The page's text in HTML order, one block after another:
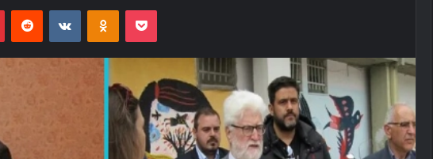
PinterestReddit VKontakteOdnoklassniki
Pocket